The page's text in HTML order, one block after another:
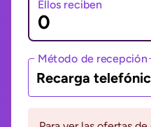
Ellos reciben
Método de recepción
Recarga